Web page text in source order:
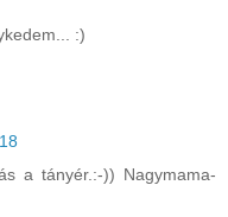
:)
a tányér.:-)) Nagymama-